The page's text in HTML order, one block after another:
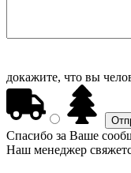
докажите, что вы
Спасибо за Ваше
Наш менеджер